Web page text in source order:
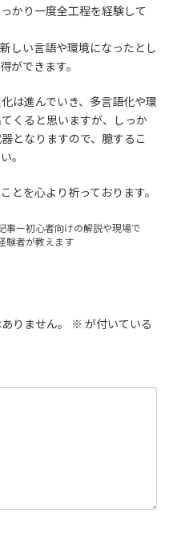
かり一度全工程を経験して
しい言語や環境になったとし
ができます。
は進んでいき、多言語化や環
くると思いますが、しっか
となりますので、臆するこ
。
とを心より祈っております。
事ー初心者向けの解説や現場で
験者が教えます
りません。 ※ が付いている